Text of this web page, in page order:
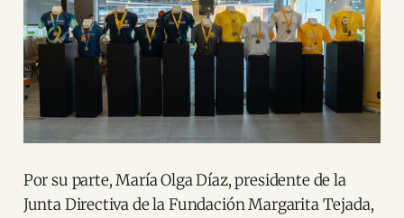
Por su parte, María Olga Díaz, presidente de la
Junta Directiva de la Fundación Margarita Tejada,